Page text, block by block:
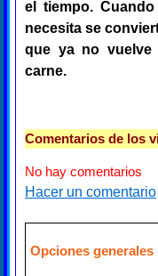
el tiempo.
necesita se
que ya no vuelve
carne.
Comentarios de los
No hay comentarios
Hacer un comentario
Opciones generales